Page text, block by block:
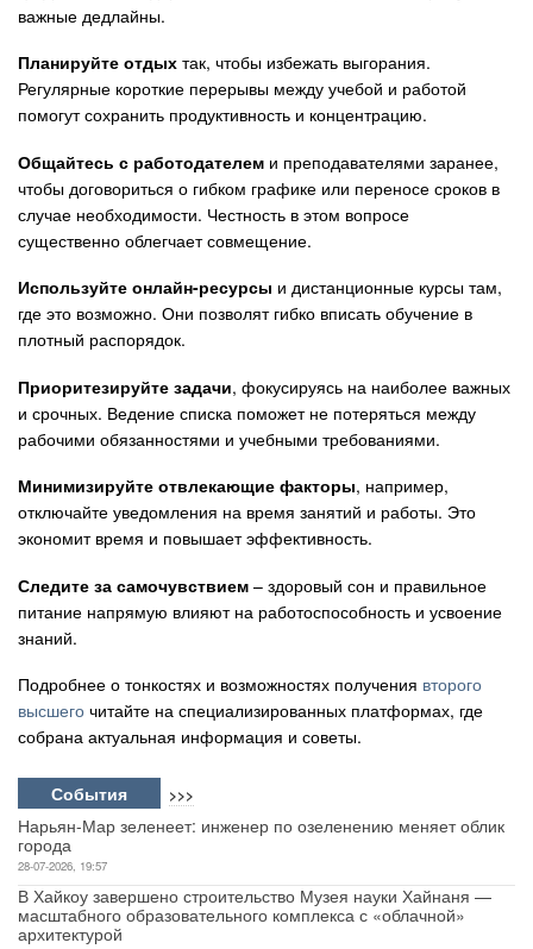
важные дедлайны.
Планируйте отдых так, чтобы избежать выгорания.
Регулярные короткие перерывы между учебой и работой
помогут сохранить продуктивность и концентрацию.
Общайтесь с работодателем и преподавателями заранее,
чтобы договориться о гибком графике или переносе сроков в
случае необходимости. Честность в этом вопросе
существенно облегчает совмещение.
Используйте онлайн-ресурсы и дистанционные курсы там,
где это возможно. Они позволят гибко вписать обучение в
плотный распорядок.
Приоритезируйте задачи, фокусируясь на наиболее важных
и срочных. Ведение списка поможет не потеряться между
рабочими обязанностями и учебными требованиями.
Минимизируйте отвлекающие факторы, например,
отключайте уведомления на время занятий и работы. Это
экономит время и повышает эффективность.
Следите за самочувствием – здоровый сон и правильное
питание напрямую влияют на работоспособность и усвоение
знаний.
Подробнее о тонкостях и возможностях получения второго
высшего читайте на специализированных платформах, где
собрана актуальная информация и советы.
События >>>
Нарьян-Мар зеленеет: инженер по озеленению меняет облик
города
28-07-2026, 19:57
В Хайкоу завершено строительство Музея науки Хайнаня —
масштабного образовательного комплекса с «облачной»
архитектурой